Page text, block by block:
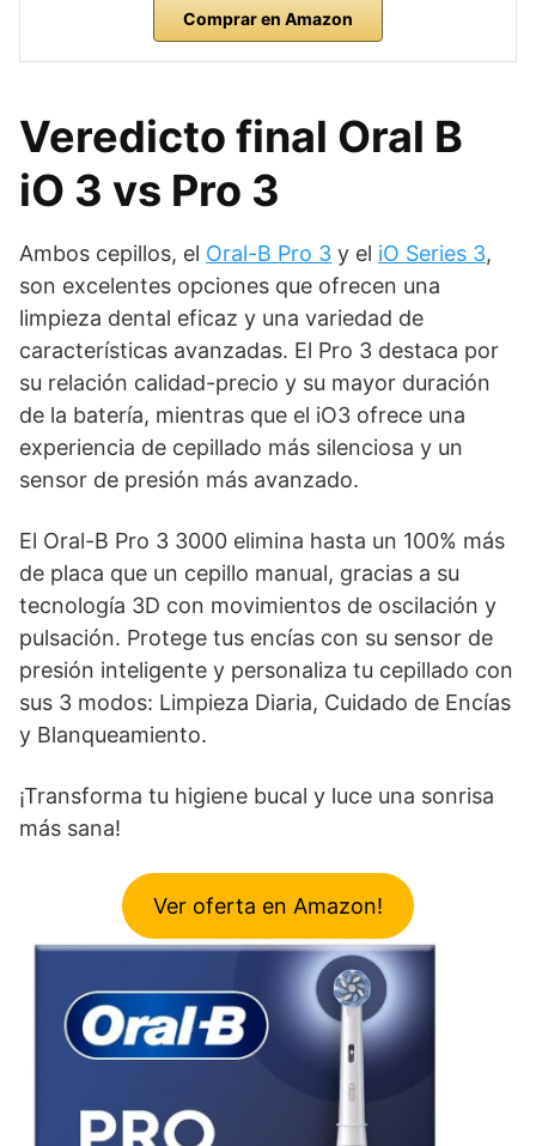
Comprar en Amazon
Veredicto final Oral B
iO 3 vs Pro 3
Ambos cepillos, el Oral-B Pro 3 y el iO Series 3,
son excelentes opciones que ofrecen una
limpieza dental eficaz y una variedad de
características avanzadas. El Pro 3 destaca por
su relación calidad-precio y su mayor duración
de la batería, mientras que el iO3 ofrece una
experiencia de cepillado más silenciosa y un
sensor de presión más avanzado.
El Oral-B Pro 3 3000 elimina hasta un 100% más
de placa que un cepillo manual, gracias a su
tecnología 3D con movimientos de oscilación y
pulsación. Protege tus encías con su sensor de
presión inteligente y personaliza tu cepillado con
sus 3 modos: Limpieza Diaria, Cuidado de Encías
y Blanqueamiento.
¡Transforma tu higiene bucal y luce una sonrisa
más sana!
Ver oferta en Amazon!